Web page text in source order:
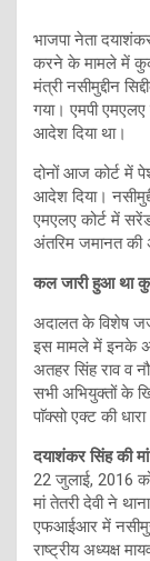
भाजपा नेता
करने के मामले में
मंत्री नसीमुद्दीन
गया। एमपी एमएलए
आदेश दिया था।
दोनों आज कोर्ट में
आदेश दिया।
एमएलए कोर्ट में
अंतरिम जमानत की
कल जारी हुआ था
अदालत के विशेष
इस मामले में इनके
अतहर सिंह राव व
सभी अभियुक्तों के
पाॅक्सो एक्ट की
दयाशंकर सिंह की
22 जुलाई, 2016
मां तेतरी देवी ने
एफआईआर में
राष्ट्रीय अध्यक्ष